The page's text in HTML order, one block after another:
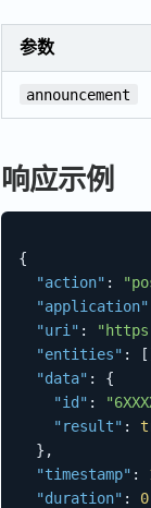
参数
announcement
响应示例
{
"action" :
"application"
"uri" :
"entities" : [
"data" :
{
"id" :
"result" :
} ,
"timestamp" :
"duration" : 0